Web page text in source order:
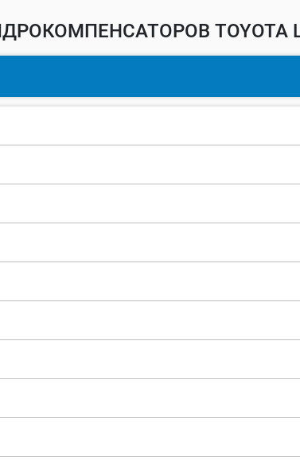
TOYOTA